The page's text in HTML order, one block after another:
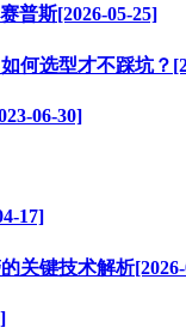
普斯[2026-05-25]
何选型才不踩坑？
06-30]
17]
关键技术解析[2026-